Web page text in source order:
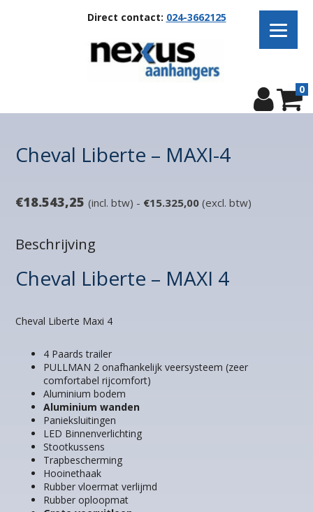
Direct contact: 024-3662125
0
Cheval Liberte – MAXI-4
€18.543,25 (incl. btw) - €15.325,00 (excl. btw)
Beschrijving
Cheval Liberte – MAXI 4
Cheval Liberte Maxi 4
4 Paards trailer
PULLMAN 2 onafhankelijk veersysteem (zeer
comfortabel rijcomfort)
Aluminium bodem
Aluminium wanden
Panieksluitingen
LED Binnenverlichting
Stootkussens
Trapbescherming
Hooinethaak
Rubber vloermat verlijmd
Rubber oploopmat